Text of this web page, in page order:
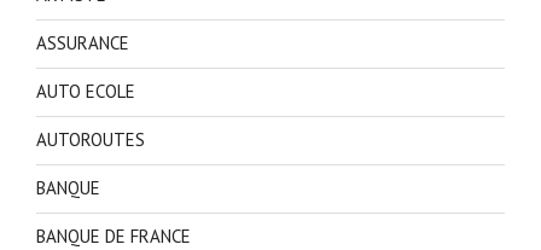
ASSURANCE
AUTO ECOLE
AUTOROUTES
BANQUE
BANQUE DE FRANCE